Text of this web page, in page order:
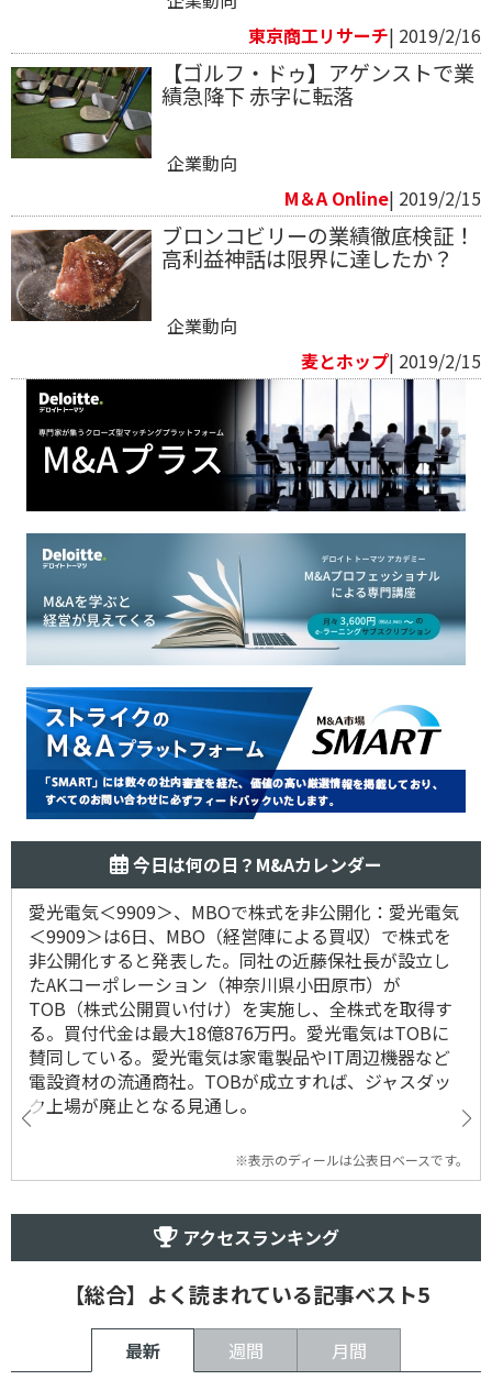
東京商工リサーチ| 2019/2/16
【ゴルフ・ドゥ】アゲンストで業
績急降下 赤字に転落
企業動向
M＆A Online| 2019/2/15
ブロンコビリーの業績徹底検証！
高利益神話は限界に達したか？
企業動向
麦とホップ| 2019/2/15
今日は何の日？M&Aカレンダー
愛光電気＜9909＞、MBOで株式を非公開化：愛光電気
＜9909＞は6日、MBO（経営陣による買収）で株式を
非公開化すると発表した。同社の近藤保社長が設立し
たAKコーポレーション（神奈川県小田原市）が
TOB（株式公開買い付け）を実施し、全株式を取得す
る。買付代金は最大18億876万円。愛光電気はTOBに
賛同している。愛光電気は家電製品やIT周辺機器など
電設資材の流通商社。TOBが成立すれば、ジャスダッ
ク上場が廃止となる見通し。
※表示のディールは公表日ベースです。
アクセスランキング
【総合】よく読まれている記事ベスト5
最新 週間 月間